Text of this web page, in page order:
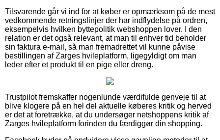
Tilsvarende går vi ind for at køber er opmærksom på de mest
vedkommende retningslinjer der har indflydelse på ordren,
eksempelvis hvilken byttepolitik webshoppen lover. I den
relation er det også relevant, at man til enhver tid beholder
sin faktura e-mail, så man fremadrettet vil kunne påvise
bestillingen af Zarges hvileplatform, ligegyldigt om man
leder efter et produkt til en pige eller dreng.
Trustpilot fremskaffer nogenlunde værdifulde genveje til at
blive klogere på en hel del aktuelle køberes kritik og herved
er det at foretrække, at du undersøger netshoppens kritik af
Zarges hvileplatform forinden du færdiggør din shopping.